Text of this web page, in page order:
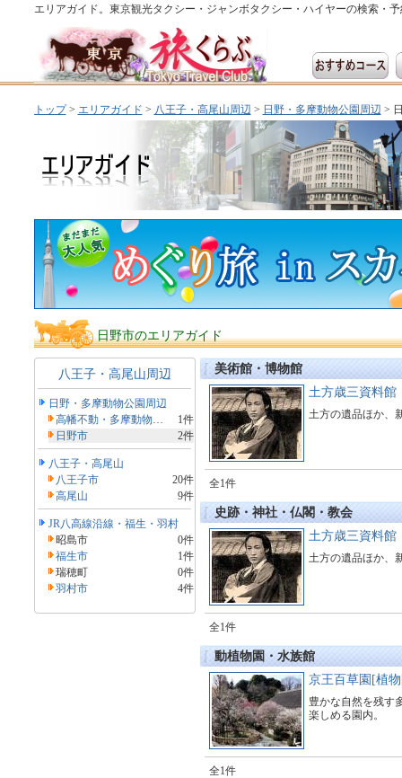
エリアガイド。東京観光タクシー・ジャンボタクシー・ハイヤーの検索・予
トップ> エリアガイド > 八王子・高尾山周辺 > 日野・多摩動物公園周辺 >
日野市のエリアガイド
八王子・高尾山周辺
日野・多摩動物公園周辺
高幡不動・多摩動物公園
1件
日野市
2件
八王子・高尾山
八王子市
20件
高尾山
9件
JR八高線沿線・福生・羽村
昭島市
0件
福生市
1件
瑞穂町
0件
羽村市
4件
美術館・博物館
土方歳三資料館
土方の遺品ほか、
全1件
史跡・神社・仏閣・教会
土方歳三資料館
土方の遺品ほか、
全1件
動植物園・水族館
京王百草園[植
豊かな自然を残す
楽しめる園内。
全1件